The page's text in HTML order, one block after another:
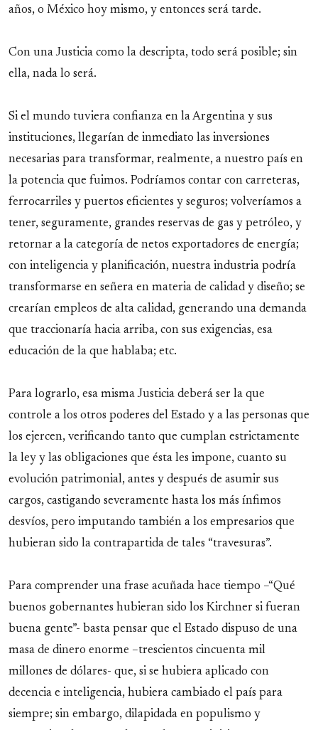
años, o México hoy mismo, y entonces será tarde.
Con una Justicia como la descripta, todo será posible; sin
ella, nada lo será.
Si el mundo tuviera confianza en la Argentina y sus
instituciones, llegarían de inmediato las inversiones
necesarias para transformar, realmente, a nuestro país en
la potencia que fuimos. Podríamos contar con carreteras,
ferrocarriles y puertos eficientes y seguros; volveríamos a
tener, seguramente, grandes reservas de gas y petróleo, y
retornar a la categoría de netos exportadores de energía;
con inteligencia y planificación, nuestra industria podría
transformarse en señera en materia de calidad y diseño; se
crearían empleos de alta calidad, generando una demanda
que traccionaría hacia arriba, con sus exigencias, esa
educación de la que hablaba; etc.
Para lograrlo, esa misma Justicia deberá ser la que
controle a los otros poderes del Estado y a las personas que
los ejercen, verificando tanto que cumplan estrictamente
la ley y las obligaciones que ésta les impone, cuanto su
evolución patrimonial, antes y después de asumir sus
cargos, castigando severamente hasta los más ínfimos
desvíos, pero imputando también a los empresarios que
hubieran sido la contrapartida de tales “travesuras”.
Para comprender una frase acuñada hace tiempo –“Qué
buenos gobernantes hubieran sido los Kirchner si fueran
buena gente”- basta pensar que el Estado dispuso de una
masa de dinero enorme –trescientos cincuenta mil
millones de dólares- que, si se hubiera aplicado con
decencia e inteligencia, hubiera cambiado el país para
siempre; sin embargo, dilapidada en populismo y